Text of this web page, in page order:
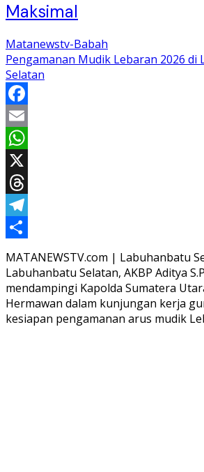
Maksimal
Matanewstv-Babah
Pengamanan Mudik Lebaran 2026 di
Selatan
Facebook
Email
WhatsApp
X
Threads
Telegram
Share
MATANEWSTV.com | Labuhanbatu
Labuhanbatu Selatan, AKBP Aditya
mendampingi Kapolda Sumatera
Hermawan dalam kunjungan kerja
kesiapan pengamanan arus mudik